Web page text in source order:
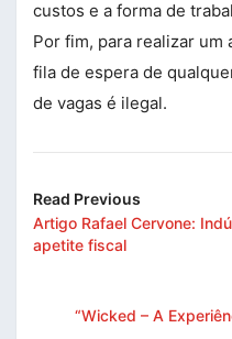
custos e a forma de
Por fim, para realizar um
fila de espera de
de vagas é ilegal.
Read Previous
Artigo Rafael Cervone:
apetite fiscal
“Wicked – A